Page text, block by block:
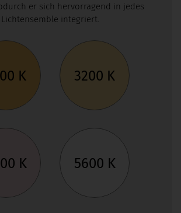
er sich hervorragend in jedes
Lichtensemble integriert.
K 3200 K
K 5600 K